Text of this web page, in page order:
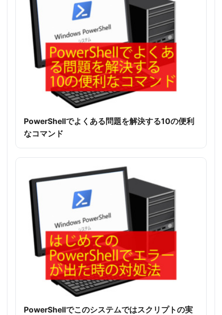
PowerShellでよくある問題を解決する10の便利
なコマンド
PowerShellでこのシステムではスクリプトの実